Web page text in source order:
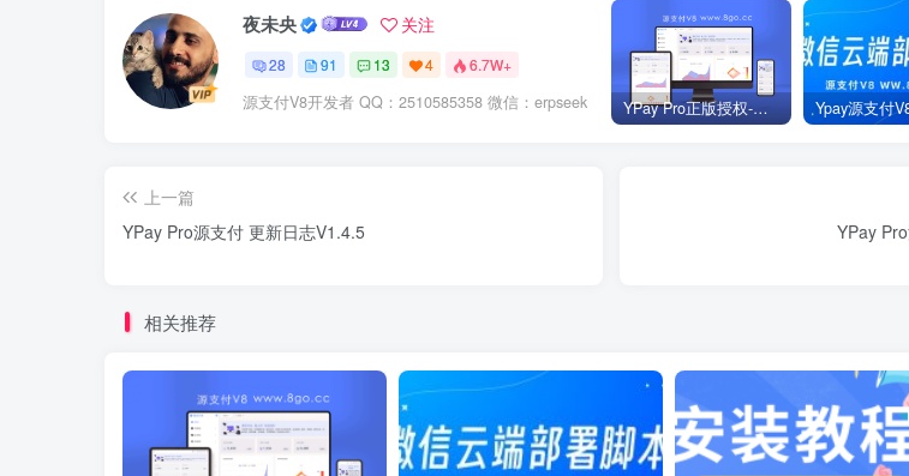
夜未央 关注
28 91 13 4 6.7W+
源支付V8开发者 QQ：2510585358 微信：erpseek YPay Pro正版授权-多商户版V1.8.1【8月2日更新】
上一篇
YPay Pro源支付 更新日志V1.4.5
YPay
相关推荐